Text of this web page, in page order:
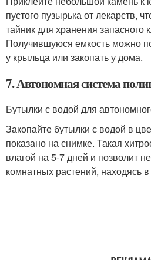
пустого пузырька от лекарств,
тайник для хранения запасного
Получившуюся емкость можно
у крыльца или закопать у дома.
7. Автономная система
Бутылки с водой для
Закопайте бутылки с водой в
показано на снимке. Такая
влагой на 5-7 дней и позволит
комнатных растений, находясь